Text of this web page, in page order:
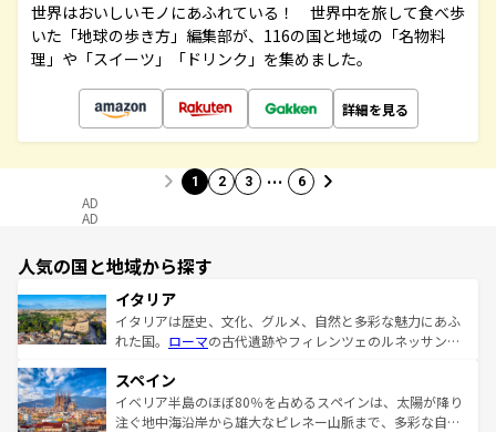
世界はおいしいモノにあふれている！ 世界中を旅して食べ歩
いた「地球の歩き方」編集部が、116の国と地域の「名物料
理」や「スイーツ」「ドリンク」を集めました。
詳細を見る
1 2 3 … 6
AD
AD
人気の国と地域から探す
イタリア
イタリアは歴史、文化、グルメ、自然と多彩な魅力にあふ
れた国。 ローマの古代遺跡やフィレンツェのルネッサンス
ろん、トスカーナの美しい田園風景やアマルフィ海岸の絶
景など、自然景観も見逃せない。観光の合間には、本場の
ピザやパスタなど、絶品のイタリア料理を堪能することも
スペイン
イベリア半島のほぼ80％を占めるスペインは、太陽が降り
注ぐ地中海沿岸から雄大なピレネー山脈まで、多彩な自然